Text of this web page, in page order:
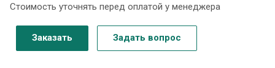
Стоимость уточнять перед оплатой у менеджера
Заказать Задать вопрос